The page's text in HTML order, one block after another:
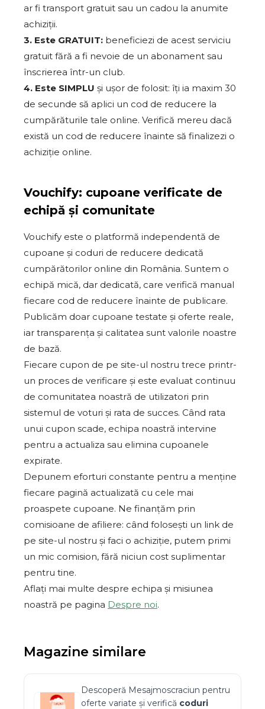
ar fi transport gratuit sau un cadou la anumite
achiziții.
3. Este GRATUIT: beneficiezi de acest serviciu
gratuit fără a fi nevoie de un abonament sau
înscrierea într-un club.
4. Este SIMPLU și ușor de folosit: îți ia maxim 30
de secunde să aplici un cod de reducere la
cumpărăturile tale online. Verifică mereu dacă
există un cod de reducere înainte să finalizezi o
achiziție online.
Vouchify: cupoane verificate de
echipă și comunitate
Vouchify este o platformă independentă de
cupoane și coduri de reducere dedicată
cumpărătorilor online din România. Suntem o
echipă mică, dar dedicată, care verifică manual
fiecare cod de reducere înainte de publicare.
Publicăm doar cupoane testate și oferte reale,
iar transparența și calitatea sunt valorile noastre
de bază.
Fiecare cupon de pe site-ul nostru trece printr-
un proces de verificare și este evaluat continuu
de comunitatea noastră de utilizatori prin
sistemul de voturi și rata de succes. Când rata
unui cupon scade, echipa noastră intervine
pentru a actualiza sau elimina cupoanele
expirate.
Depunem eforturi constante pentru a menține
fiecare pagină actualizată cu cele mai
proaspete cupoane. Ne finanțăm prin
comisioane de afiliere: când folosești un link de
pe site-ul nostru și faci o achiziție, putem primi
un mic comision, fără niciun cost suplimentar
pentru tine.
Aflați mai multe despre echipa și misiunea
noastră pe pagina Despre noi.
Magazine similare
Descoperă Mesajmoscraciun pentru
oferte variate și verifică coduri